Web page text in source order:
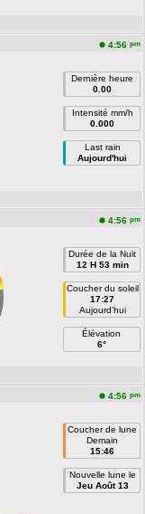
4:56 pm
Dernière heure
0.00
Intensité mm/h
0.000
Last rain
Aujourd'hui
4:56 pm
Durée de la Nuit
12 H 53 min
Coucher du soleil
17:27
Aujourd'hui
Élévation
6°
4:56 pm
Coucher de lune
Demain
15:46
Nouvelle lune le
Jeu Août 13